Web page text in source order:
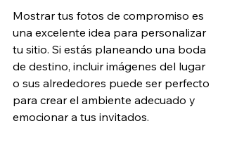
Mostrar tus fotos de compromiso es
una excelente idea para personalizar
tu sitio. Si estás planeando una boda
de destino, incluir imágenes del lugar
o sus alrededores puede ser perfecto
para crear el ambiente adecuado y
emocionar a tus invitados.